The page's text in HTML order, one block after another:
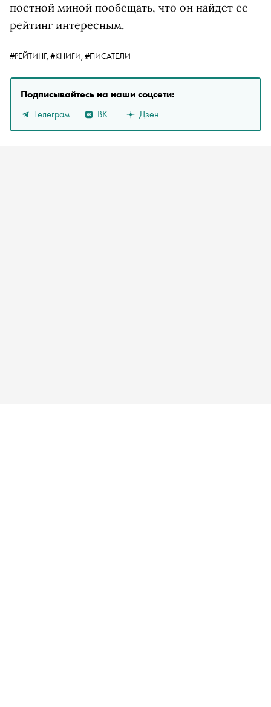
постной миной пообещать, что он найдет ее
рейтинг интересным.
#РЕЙТИНГ, #КНИГИ, #ПИСАТЕЛИ
Подписывайтесь на наши соцсети:
Телеграм
ВК Дзен